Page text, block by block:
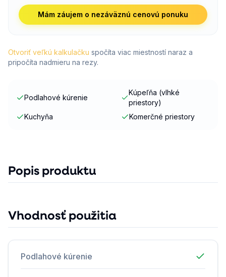
Mám záujem o nezáväznú cenovú ponuku
Otvoriť veľkú kalkulačku spočíta viac miestností naraz a
pripočíta nadmieru na rezy.
Podlahové kúrenie
Kúpeľňa (vlhké
priestory)
Kuchyňa
Komerčné priestory
Popis produktu
Vhodnosť použitia
Podlahové kúrenie